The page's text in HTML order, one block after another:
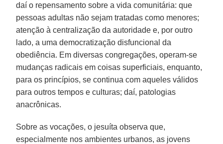
daí o repensamento sobre a vida comunitária: que
pessoas adultas não sejam tratadas como menores;
atenção à centralização da autoridade e, por outro
lado, a uma democratização disfuncional da
obediência. Em diversas congregações, operam-se
mudanças radicais em coisas superficiais, enquanto,
para os princípios, se continua com aqueles válidos
para outros tempos e culturas; daí, patologias
anacrônicas.
Sobre as vocações, o jesuíta observa que,
especialmente nos ambientes urbanos, as jovens